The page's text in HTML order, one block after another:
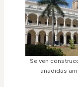
Se ven
añadidas